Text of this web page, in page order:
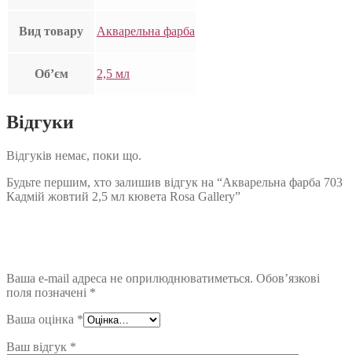
Вид товару Акварельна фарба
Об’єм 2,5 мл
Відгуки
Відгуків немає, поки що.
Будьте першим, хто залишив відгук на “Акварельна фарба 703
Кадмій жовтий 2,5 мл кювета Rosa Gallery”
Ваша e-mail адреса не оприлюднюватиметься. Обов’язкові
поля позначені *
Ваша оцінка *
Ваш відгук *